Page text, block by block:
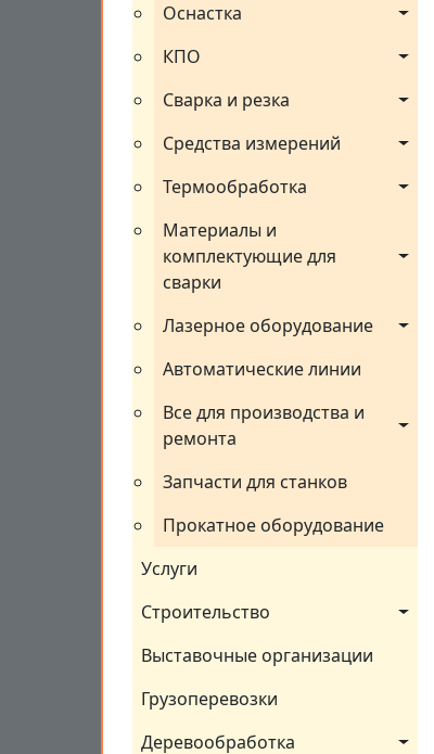
Оснастка
КПО
Сварка и резка
Средства измерений
Термообработка
Материалы и
комплектующие для
сварки
Лазерное оборудование
Автоматические линии
Все для производства и
ремонта
Запчасти для станков
Прокатное оборудование
Услуги
Строительство
Выставочные организации
Грузоперевозки
Деревообработка